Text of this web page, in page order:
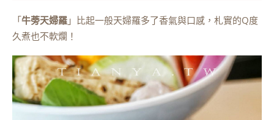
「牛蒡天婦羅 」比起一般天婦羅多了香氣與口感，札實的Q度
久煮也不軟爛！